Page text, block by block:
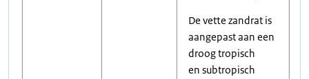
De vette zandrat is
aangepast aan een
droog tropisch
en subtropisch